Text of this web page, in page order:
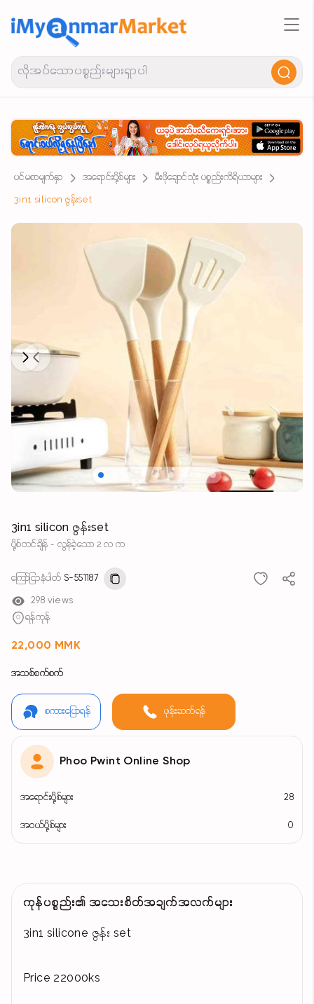
ပင်မစာမျက်နှာ အရောင်းပို့စ်များ
မီးဖိုချောင်သုံး ပစ္စည်းကိရိယာများ
3in1 silicon ဇွန်းset
Previous
Next
3in1 silicon ဇွန်းset
ပို့စ်တင်ချိန် - လွန်ခဲ့သော 2 လ က
ကြော်ငြာနံပါတ် S-551187
298 views
ရန်ကုန်
22,000 MMK
အသစ်စက်စက်
စကားပြောရန် ဖုန်းဆက်ရန်
Phoo Pwint Online Shop
အရောင်းပို့စ်များ 28
အဝယ်ပို့စ်များ 0
ကုန်ပစ္စည်း၏ အသေးစိတ်အချက်အလက်များ
3in1 silicone ဇွန်း set
Price 22000ks